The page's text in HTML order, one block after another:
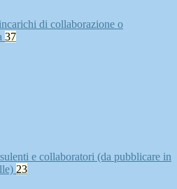
di collaborazione o
37
e collaboratori (da pubblicare in
23